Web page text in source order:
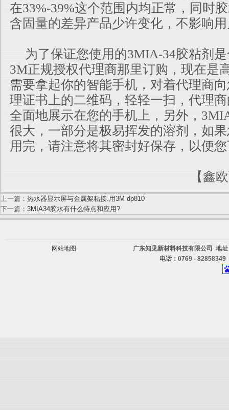
在33%-39%这个范围内均正常，同时
含固量的差异产品少许变化，不影响
为了保证您使用的3MIA-34胶粘剂是
3M正规授权代理商那里订购，现在是
需要拿起你的智能手机，对着代理商
理证书上的二维码，轻轻一扫，代理
全面地展示在您的手机上，另外，
很大，一部分是极易挥发的溶剂，如
用完，请注意将其密封好保存，以便
【鑫
上一篇： 热水器显示屏与金属架粘接.用3M dp810
下一篇： 3MIA34胶水有什么特点和应用?
网站地图
广东知见新材料科技有限公司 地
电话：0769 -